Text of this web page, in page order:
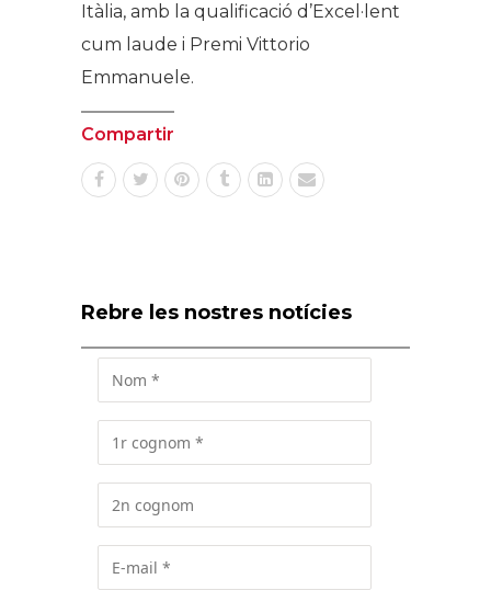
Itàlia, amb la qualificació d’Excel·lent
cum laude i Premi Vittorio
Emmanuele.
Compartir
Rebre les nostres notícies